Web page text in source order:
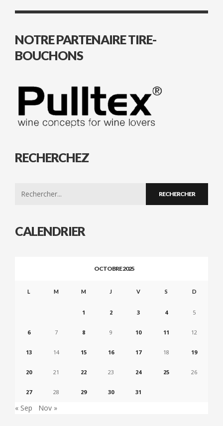
NOTRE PARTENAIRE TIRE-
BOUCHONS
RECHERCHEZ
CALENDRIER
OCTOBRE 2025
L M M J V S D
1 2 3 4 5
6 7 8 9 10 11 12
13 14 15 16 17 18 19
20 21 22 23 24 25 26
27 28 29 30 31
« Sep Nov »